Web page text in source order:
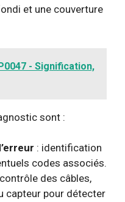
et une couverture
- Signification,
sont :
: identification
codes associés.
des câbles,
capteur pour détecter